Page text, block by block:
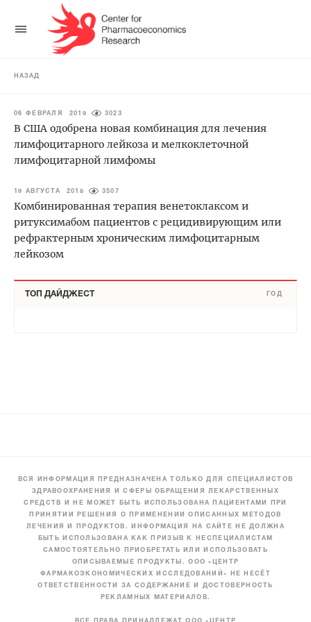
НАЗАД
06 ФЕВРАЛЯ 2019 3023
В США одобрена новая комбинация для лечения
лимфоцитарного лейкоза и мелкоклеточной
лимфоцитарной лимфомы
19 АВГУСТА 2018 3507
Комбинированная терапия венетоклаксом и
ритуксимабом пациентов с рецидивирующим или
рефрактерным хроническим лимфоцитарным
лейкозом
ТОП ДАЙДЖЕСТ ГОД
ВСЯ ИНФОРМАЦИЯ ПРЕДНАЗНАЧЕНА ТОЛЬКО ДЛЯ СПЕЦИАЛИСТОВ
ЗДРАВООХРАНЕНИЯ И СФЕРЫ ОБРАЩЕНИЯ ЛЕКАРСТВЕННЫХ
СРЕДСТВ И НЕ МОЖЕТ БЫТЬ ИСПОЛЬЗОВАНА ПАЦИЕНТАМИ ПРИ
ПРИНЯТИИ РЕШЕНИЯ О ПРИМЕНЕНИИ ОПИСАННЫХ МЕТОДОВ
ЛЕЧЕНИЯ И ПРОДУКТОВ. ИНФОРМАЦИЯ НА САЙТЕ НЕ ДОЛЖНА
БЫТЬ ИСПОЛЬЗОВАНА КАК ПРИЗЫВ К НЕСПЕЦИАЛИСТАМ
САМОСТОЯТЕЛЬНО ПРИОБРЕТАТЬ ИЛИ ИСПОЛЬЗОВАТЬ
ОПИСЫВАЕМЫЕ ПРОДУКТЫ. ООО «ЦЕНТР
ФАРМАКОЭКОНОМИЧЕСКИХ ИССЛЕДОВАНИЙ» НЕ НЕСЁТ
ОТВЕТСТВЕННОСТИ ЗА СОДЕРЖАНИЕ И ДОСТОВЕРНОСТЬ
РЕКЛАМНЫХ МАТЕРИАЛОВ.